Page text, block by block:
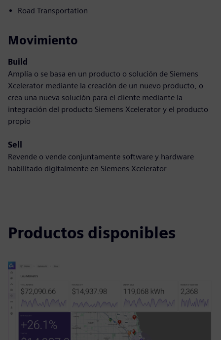
Road Transportation
Movimiento
Build
Amplía o se basa en un producto o solución de Siemens
Xcelerator mediante la creación de un nuevo producto, o
crea una nueva solución para el cliente mediante la
integración del producto Siemens Xcelerator y el producto
propio
Sell
Revende o vende conjuntamente software y hardware
habilitado digitalmente en Siemens Xcelerator
Productos disponibles